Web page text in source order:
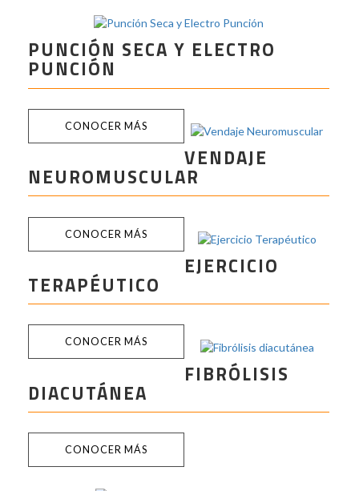
PUNCIÓN SECA Y ELECTRO
PUNCIÓN
CONOCER MÁS
VENDAJE
NEUROMUSCULAR
CONOCER MÁS
EJERCICIO
TERAPÉUTICO
CONOCER MÁS
FIBRÓLISIS
DIACUTÁNEA
CONOCER MÁS